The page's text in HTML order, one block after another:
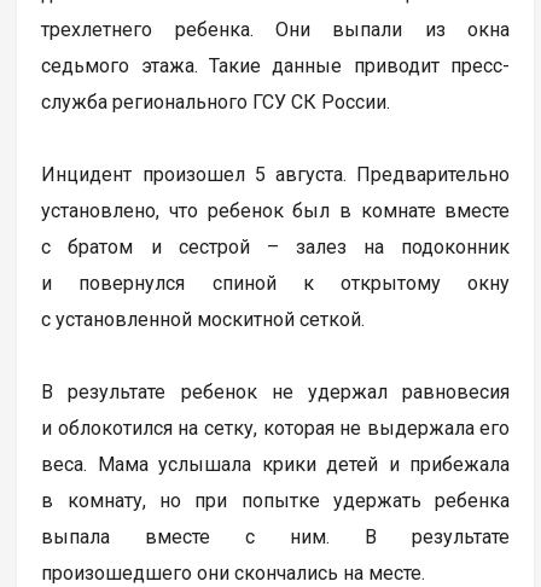
трехлетнего ребенка. Они выпали из окна
седьмого этажа. Такие данные приводит пресс-
служба регионального ГСУ СК России.
Инцидент произошел 5 августа. Предварительно
установлено, что ребенок был в комнате вместе
с братом и сестрой – залез на подоконник
и повернулся спиной к открытому окну
с установленной москитной сеткой.
В результате ребенок не удержал равновесия
и облокотился на сетку, которая не выдержала его
веса. Мама услышала крики детей и прибежала
в комнату, но при попытке удержать ребенка
выпала вместе с ним. В результате
произошедшего они скончались на месте.